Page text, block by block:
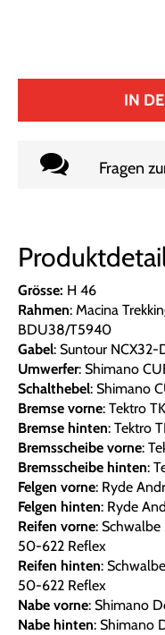
IN
Fragen
Grösse: H 46
Rahmen: Macina
BDU38/T5940
Gabel: Suntour NCX32-
Umwerfer: Shimano
Schalthebel: Shimano
Bremse vorne: Tektro
Bremse hinten: Tektro
Bremsscheibe vorne:
Bremsscheibe hinten:
Felgen vorne: Ryde
Felgen hinten: Ryde
Reifen vorne: Schwalbe
50-622 Reflex
Reifen hinten:
50-622 Reflex
Nabe vorne: Shimano
Nabe hinten: Shimano